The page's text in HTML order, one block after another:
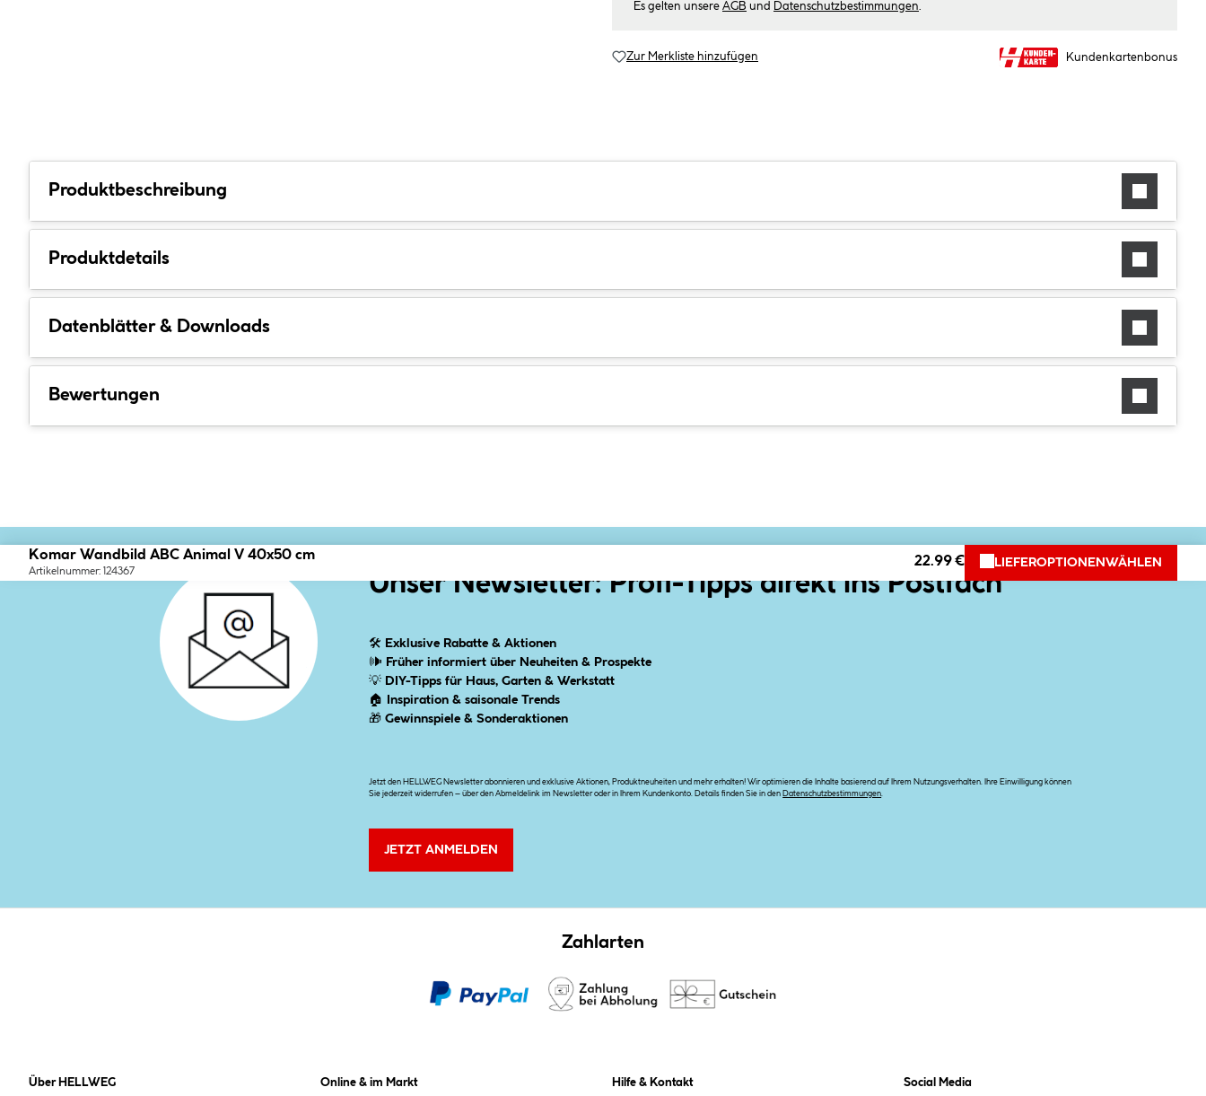
Es gelten unsere AGB und Datenschutzbestimmungen
Zur Merkliste hinzufügen Kundenkartenbonus
Produktbeschreibung
Produktdetails
Datenblätter & Downloads
Bewertungen
Komar Wandbild ABC Animal V 40x50 cm
Artikelnummer: 124367
22.99 € LIEFEROPTIONEN WÄHLEN
Unser Newsletter: Profi-Tipps direkt ins Postfach
🛠 Exklusive Rabatte & Aktionen
🕪 Früher informiert über Neuheiten & Prospekte
💡 DIY-Tipps für Haus, Garten & Werkstatt
🏠
Inspiration & saisonale Trends
🎁Gewinnspiele & Sonderaktionen
Jetzt den HELLWEG Newsletter abonnieren und exklusive Aktionen, Produktneuheiten und mehr erhalten! Wir optimieren die Inhalte basierend auf Ihrem Nutzungsverhalten. Ihre Einwilligung können
Sie jederzeit widerrufen – über den Abmeldelink im Newsletter oder in Ihrem Kundenkonto. Details finden Sie in den Datenschutzbestimmungen
JETZT ANMELDEN
Zahlarten
Über HELLWEG Online & im Markt Hilfe & Kontakt Social Media